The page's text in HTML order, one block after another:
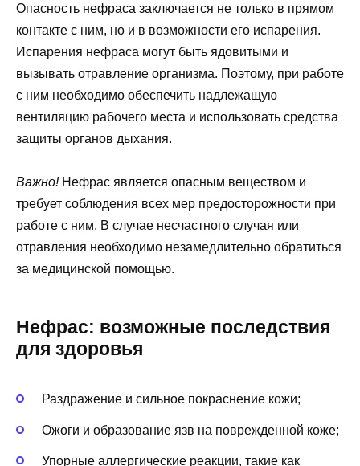
Опасность нефраса заключается не только в прямом
контакте с ним, но и в возможности его испарения.
Испарения нефраса могут быть ядовитыми и
вызывать отравление организма. Поэтому, при работе
с ним необходимо обеспечить надлежащую
вентиляцию рабочего места и использовать средства
защиты органов дыхания.
Важно!Нефрас является опасным веществом и
требует соблюдения всех мер предосторожности при
работе с ним. В случае несчастного случая или
отравления необходимо незамедлительно обратиться
за медицинской помощью.
Нефрас: возможные последствия
для здоровья
Раздражение и сильное покраснение кожи;
Ожоги и образование язв на поврежденной коже;
Упорные аллергические реакции, такие как